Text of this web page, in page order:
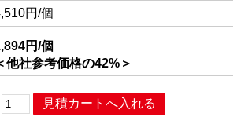
円/個
円/個
他社参考価格の42%＞